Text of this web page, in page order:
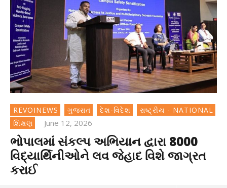
REVOINEWS ગુજરાત દેશ-વિદેશ
રાષ્ટ્રીય - NATIONAL
શિક્ષણ
June 12, 2026
ભોપાલમાં સંકલ્પ અભિયાન દ્વારા 8000
વિદ્યાર્થિનીઓને લવ જેહાદ વિશે જાગ્રત
કરાઈ